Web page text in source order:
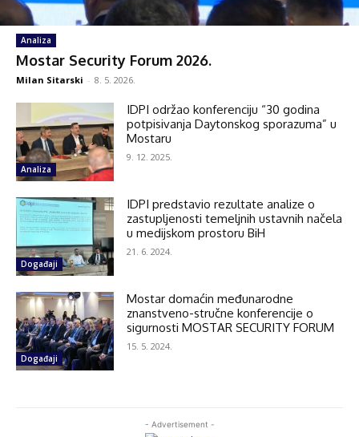
Analiza
Mostar Security Forum 2026.
Milan Sitarski - 8. 5. 2026.
Analiza
IDPI održao konferenciju “30 godina
potpisivanja Daytonskog sporazuma” u
Mostaru
9. 12. 2025.
Događaji
IDPI predstavio rezultate analize o
zastupljenosti temeljnih ustavnih načela
u medijskom prostoru BiH
21. 6. 2024.
Događaji
Mostar domaćin međunarodne
znanstveno-stručne konferencije o
sigurnosti MOSTAR SECURITY FORUM
15. 5. 2024.
- Advertisement -